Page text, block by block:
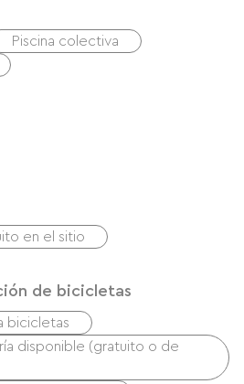
Piscina colectiva
en el sitio
de bicicletas
bicicletas
disponible (gratuito o de